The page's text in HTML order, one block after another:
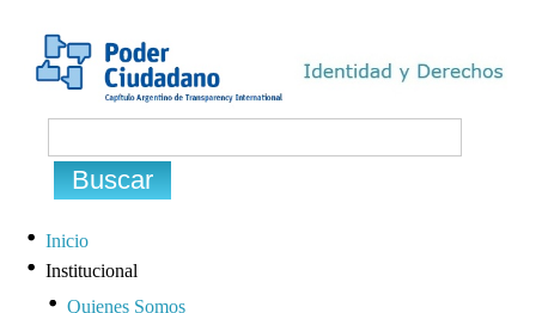
Inicio
Institucional
Quienes Somos